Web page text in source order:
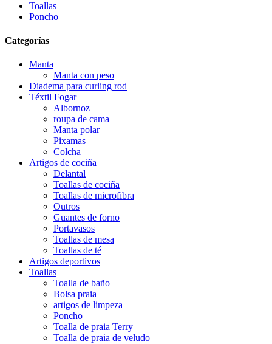
Toallas
Poncho
Categorías
Manta
Manta con peso
Diadema para curling rod
Téxtil Fogar
Albornoz
roupa de cama
Manta polar
Pixamas
Colcha
Artigos de cociña
Delantal
Toallas de cociña
Toallas de microfibra
Outros
Guantes de forno
Portavasos
Toallas de mesa
Toallas de té
Artigos deportivos
Toallas
Toalla de baño
Bolsa praia
artigos de limpeza
Poncho
Toalla de praia Terry
Toalla de praia de veludo